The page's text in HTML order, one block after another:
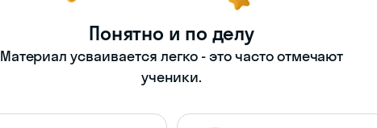
Понятно и по делу
Материал усваивается легко - это часто отмечают
ученики.